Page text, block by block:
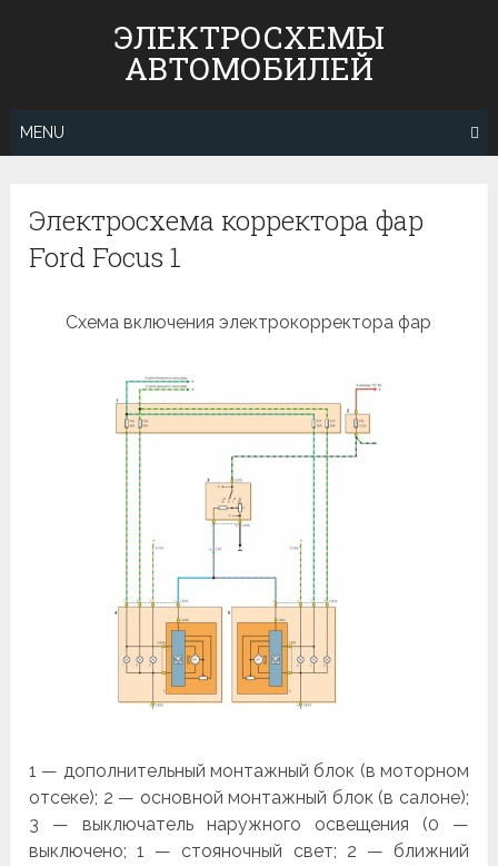
ЭЛЕКТРОСХЕМЫ
АВТОМОБИЛЕЙ
MENU
Электросхема корректора фар
Ford Focus 1
Схема включения электрокорректора фар
1 — дополнительный монтажный блок (в моторном
отсеке); 2 — основной мон­тажный блок (в салоне);
3 — выключатель наружного освещения (0 —
выключено; 1 — стояночный свет; 2 — ближний